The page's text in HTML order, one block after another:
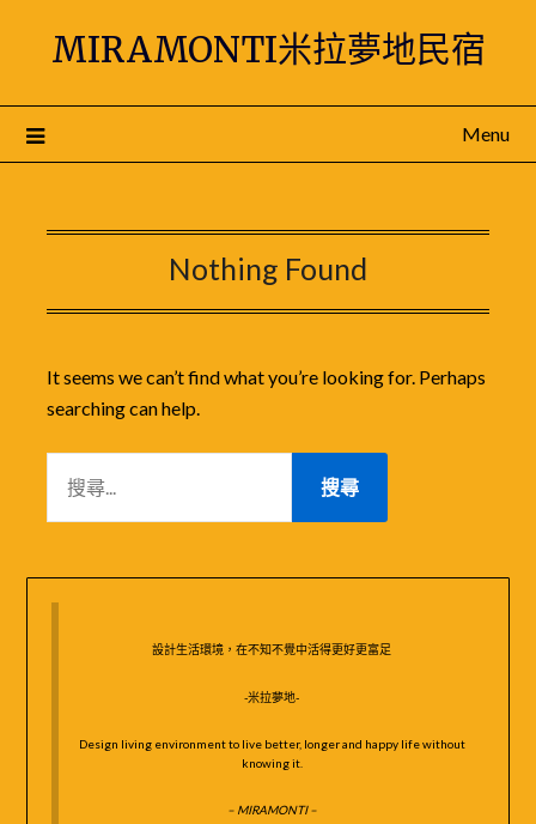
MIRAMONTI米拉夢地民宿
Menu
Nothing Found
It seems we can’t find what you’re looking for. Perhaps
searching can help.
關
設計生活環境，在不知不覺中活得更好更富足
-米拉夢地-
Design living environment to live better, longer and happy life without
knowing it.
– MIRAMONTI –